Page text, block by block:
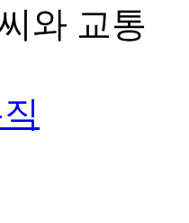
와 교통